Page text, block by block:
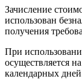
Зачисление
использован
получения
При
осуществляется
календарных